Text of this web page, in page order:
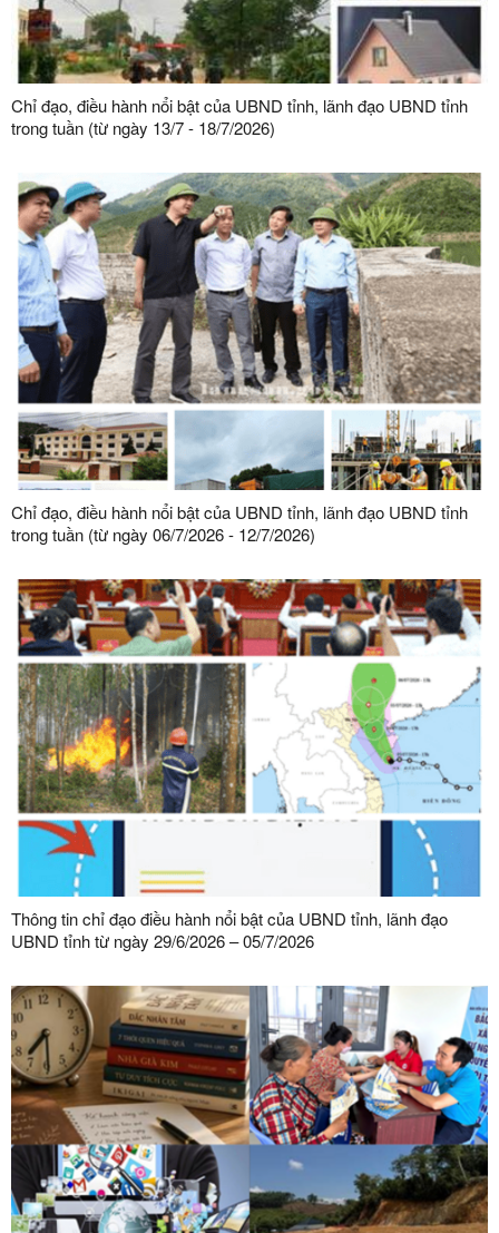
Chỉ đạo, điều hành nổi bật của UBND tỉnh, lãnh đạo UBND tỉnh
trong tuần (từ ngày 13/7 - 18/7/2026)
Chỉ đạo, điều hành nổi bật của UBND tỉnh, lãnh đạo UBND tỉnh
trong tuần (từ ngày 06/7/2026 - 12/7/2026)
Thông tin chỉ đạo điều hành nổi bật của UBND tỉnh, lãnh đạo
UBND tỉnh từ ngày 29/6/2026 – 05/7/2026